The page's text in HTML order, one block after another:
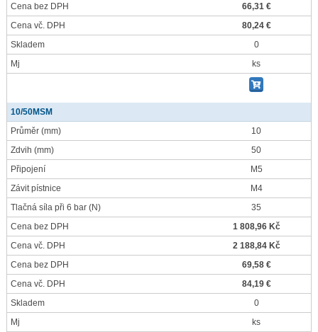
Cena bez DPH
66,31 €
Cena vč. DPH
80,24 €
Skladem
0
Mj
ks
10/50MSM
Průměr (mm)
10
Zdvih (mm)
50
Připojení
M5
Závit pístnice
M4
Tlačná síla při 6 bar (N)
35
Cena bez DPH
1 808,96 Kč
Cena vč. DPH
2 188,84 Kč
Cena bez DPH
69,58 €
Cena vč. DPH
84,19 €
Skladem
0
Mj
ks